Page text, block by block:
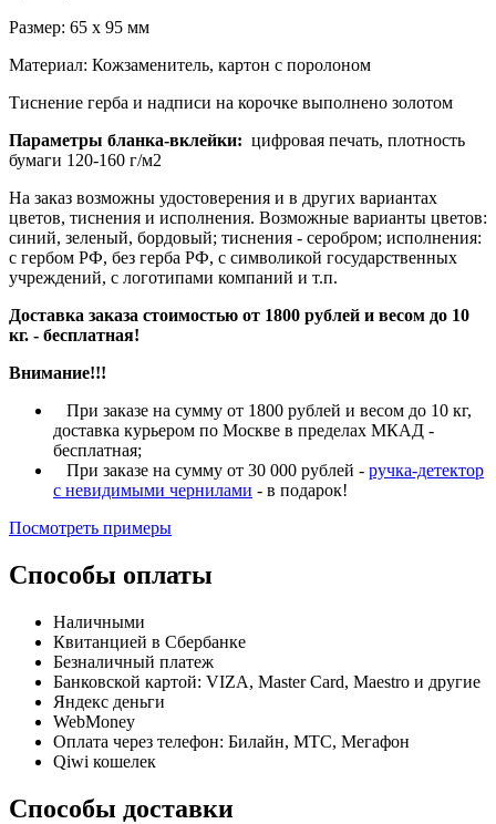
Размер: 65 х 95 мм
Материал: Кожзаменитель, картон с поролоном
Тиснение герба и надписи на корочке выполнено золотом
Параметры бланка-вклейки: цифровая печать, плотность
бумаги 120-160 г/м2
На заказ возможны удостоверения и в других вариантах
цветов, тиснения и исполнения. Возможные варианты цветов:
синий, зеленый, бордовый; тиснения - серобром; исполнения:
с гербом РФ, без герба РФ, с символикой государственных
учреждений, с логотипами компаний и т.п.
Доставка заказа стоимостью от 1800 рублей и весом до 10
кг. - бесплатная!
Внимание!!!
При заказе на сумму от 1800 рублей и весом до 10 кг,
доставка курьером по Москве в пределах МКАД -
бесплатная;
При заказе на сумму от 30 000 рублей - ручка-детектор
с невидимыми чернилами - в подарок!
Посмотреть примеры
Способы оплаты
Наличными
Квитанцией в Сбербанке
Безналичный платеж
Банковской картой: VIZA, Master Card, Maestro и другие
Яндекс деньги
WebMoney
Оплата через телефон: Билайн, МТС, Мегафон
Qiwi кошелек
Способы доставки